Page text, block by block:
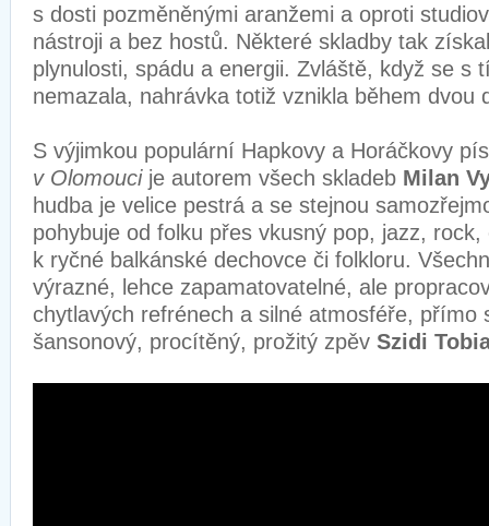
s dosti pozměněnými aranžemi a oproti
nástroji a bez hostů. Některé skladby tak
plynulosti, spádu a energii. Zvláště, když se s
nemazala, nahrávka totiž vznikla během dvou
S výjimkou populární Hapkovy a Horáčkovy
v Olomouci je autorem všech skladeb Milan
hudba je velice pestrá a se stejnou
pohybuje od folku přes vkusný pop, jazz,
k ryčné balkánské dechovce či folkloru.
výrazné, lehce zapamatovatelné, ale
chytlavých refrénech a silné atmosféře, přímo
šansonový, procítěný, prožitý zpěv Szidi